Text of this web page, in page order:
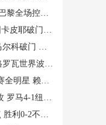
+8射3正未果
纳尔斯1射2传
射拉莫斯登场
时隔614天复出
门塞梅尼奥助攻
1纽波特郡
阿尔梅里亚